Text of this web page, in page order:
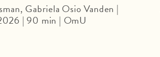
Gabriela Osio Vanden |
| 90 min | OmU